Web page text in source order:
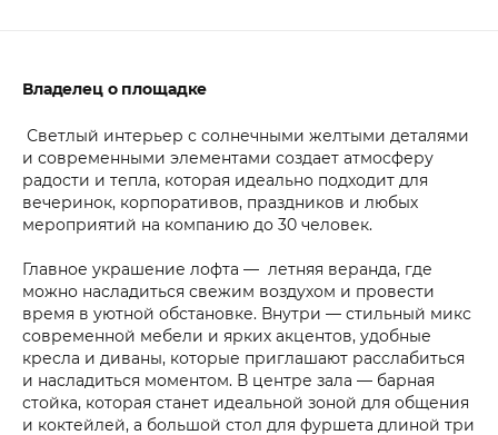
Владелец о площадке
Светлый интерьер с солнечными желтыми деталями
и современными элементами создает атмосферу
радости и тепла, которая идеально подходит для
вечеринок, корпоративов, праздников и любых
мероприятий на компанию до 30 человек.
Главное украшение лофта — летняя веранда, где
можно насладиться свежим воздухом и провести
время в уютной обстановке. Внутри — стильный микс
современной мебели и ярких акцентов, удобные
кресла и диваны, которые приглашают расслабиться
и насладиться моментом. В центре зала — барная
стойка, которая станет идеальной зоной для общения
и коктейлей, а большой стол для фуршета длиной три